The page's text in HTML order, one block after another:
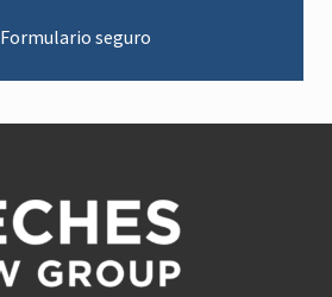
Formulario seguro